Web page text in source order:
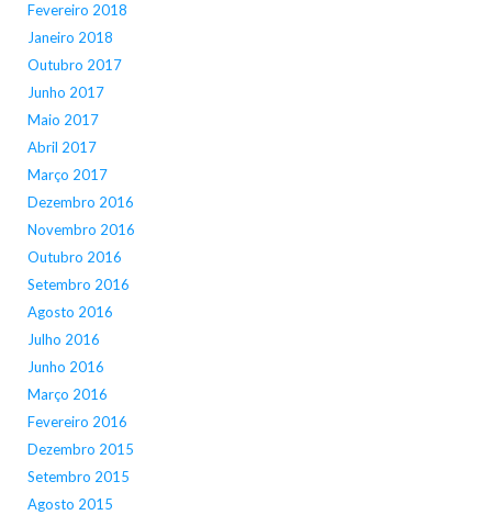
Fevereiro 2018
Janeiro 2018
Outubro 2017
Junho 2017
Maio 2017
Abril 2017
Março 2017
Dezembro 2016
Novembro 2016
Outubro 2016
Setembro 2016
Agosto 2016
Julho 2016
Junho 2016
Março 2016
Fevereiro 2016
Dezembro 2015
Setembro 2015
Agosto 2015